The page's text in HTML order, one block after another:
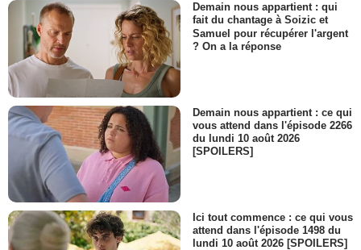
Demain nous appartient : qui
fait du chantage à Soizic et
Samuel pour récupérer l'argent
? On a la réponse
Demain nous appartient : ce qui
vous attend dans l'épisode 2266
du lundi 10 août 2026
[SPOILERS]
Ici tout commence : ce qui vous
attend dans l'épisode 1498 du
lundi 10 août 2026 [SPOILERS]